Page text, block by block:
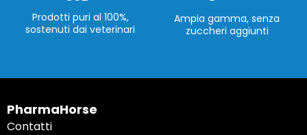
Prodotti puri al 100%,
sostenuti dai veterinari
Ampia gamma, senza
zuccheri aggiunti
PharmaHorse
Contatti